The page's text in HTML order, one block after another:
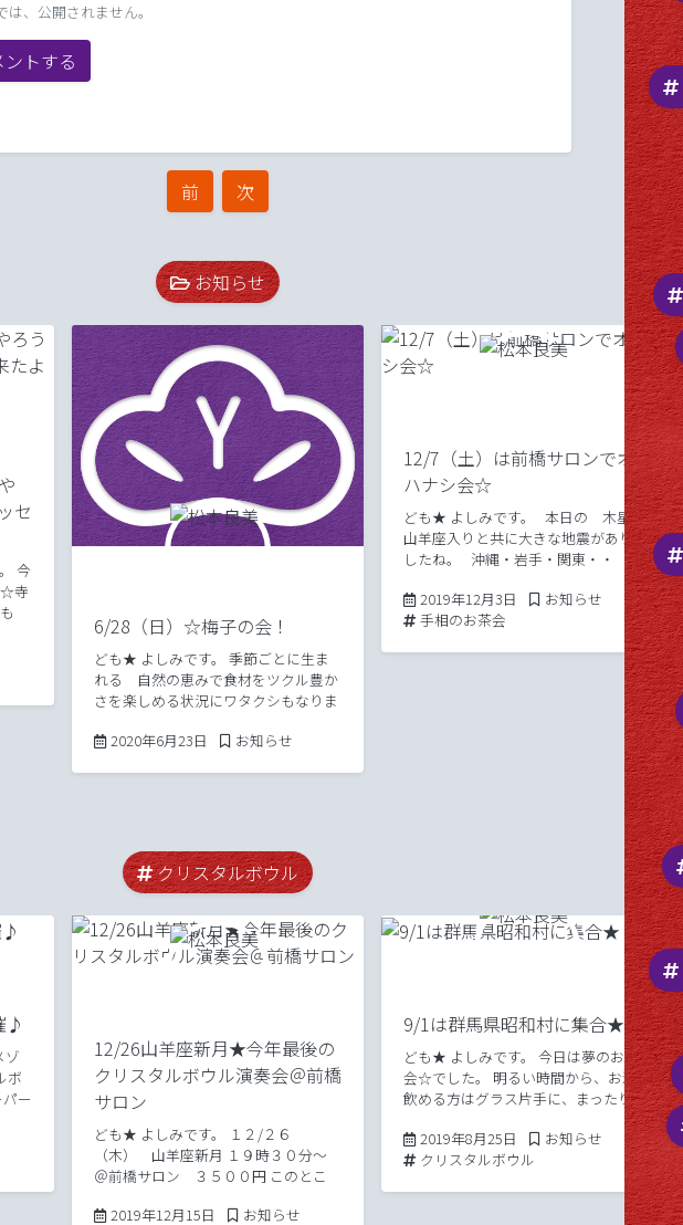
、公開されません。
ントする
前 次
お知らせ
セ
今
☆寺
の
感
6/28（日）☆梅子の会！
ども★ よしみです。 季節ごとに生ま
れる 自然の恵みで食材をツクル豊か
さを楽しめる状況にワタクシもなりま
いと思います。 今週末 6/28（日）
2020年6月23日 2020年6月23日
Posted in
お知らせ
12/7（土）は前橋サロンでオ
ハナシ会☆
ども★ よしみです。 本日の 木星
山羊座入りと共に大きな地震がありま
したね。 沖縄・岩手・関東・・ １
る・・ そんな キーワードも 月を考
察すればするほど、 自分の中で 積
2019年12月3日 2019年12月3日
Posted in
お知らせ
Tags:
手相のお茶会
クリスタルボウル
♪
ゾ
ボ
ー
る
タ
12/26山羊座新月★今年最後の
クリスタルボウル演奏会＠前橋
サロン
ども★ よしみです。 １２/２６
（木） 山羊座新月 １９時３０分～
＠前橋サロン ３５００円 このとこ
しながら、クリスタルボウル演奏会
2019年12月15日 2019年12月15日
Posted in
お知らせ
9/1は群馬県昭和村に集合★
ども★ よしみです。 今日は夢のお茶
会☆でした。 明るい時間から、お酒を
飲める方はグラス片手に、まったり
と 夢の解釈や、今まで見た夢から/
知る潜在意識からのメッセージのリー
ディング、3次元の世界、高次元の世
2019年8月25日 2020年4月14日
Posted in
お知らせ
Tags:
クリスタルボウル